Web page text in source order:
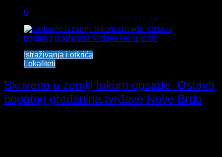
0
Istraživanja i otkrića
Lokaliteti
Skriveno u zemlji tokom opsade: Ostava
bogatog građanina tvrđave Nove Brdo